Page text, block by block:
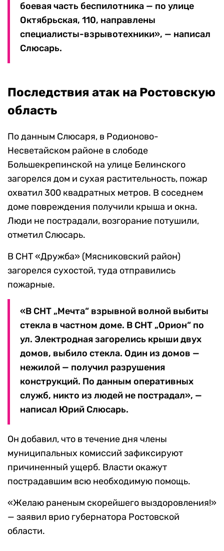
боевая часть беспилотника — по улице
Октябрьская, 110, направлены
специалисты-взрывотехники», — написал
Слюсарь.
Последствия атак на Ростовскую
область
По данным Слюсаря, в Родионово-
Несветайском районе в слободе
Большекрепинской на улице Белинского
загорелся дом и сухая растительность, пожар
охватил 300 квадратных метров. В соседнем
доме повреждения получили крыша и окна.
Люди не пострадали, возгорание потушили,
отметил Слюсарь.
В СНТ «Дружба» (Мясниковский район)
загорелся сухостой, туда отправились
пожарные.
«В СНТ „Мечта“ взрывной волной выбиты
стекла в частном доме. В СНТ „Орион“ по
ул. Электродная загорелись крыши двух
домов, выбило стекла. Один из домов —
нежилой — получил разрушения
конструкций. По данным оперативных
служб, никто из людей не пострадал», —
написал Юрий Слюсарь.
Он добавил, что в течение дня члены
муниципальных комиссий зафиксируют
причиненный ущерб. Власти окажут
пострадавшим всю необходимую помощь.
«Желаю раненым скорейшего выздоровления!»
— заявил врио губернатора Ростовской
области.